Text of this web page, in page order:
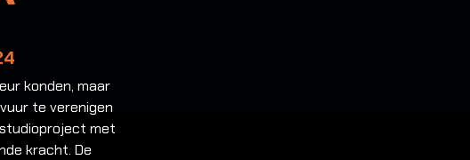
konden, maar
te verenigen
studioproject met
kracht. De